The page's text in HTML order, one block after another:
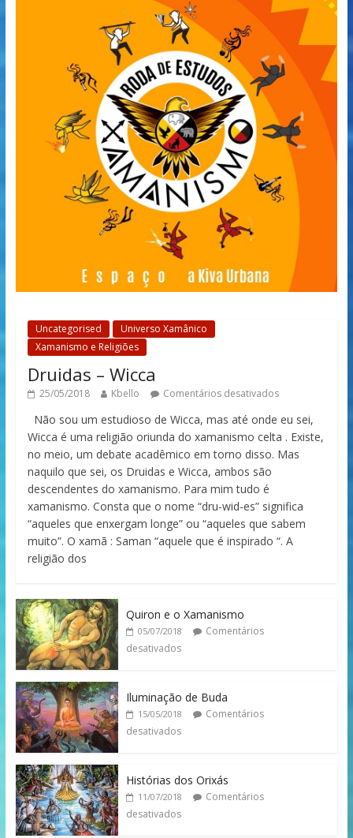
Uncategorised
Universo Xamânico
Xamanismo e Religiões
Druidas – Wicca
25/05/2018 Kbello Comentários desativados
Não sou um estudioso de Wicca, mas até onde eu sei,
Wicca é uma religião oriunda do xamanismo celta . Existe,
no meio, um debate acadêmico em torno disso. Mas
naquilo que sei, os Druidas e Wicca, ambos são
descendentes do xamanismo. Para mim tudo é
xamanismo. Consta que o nome “dru-wid-es” significa
“aqueles que enxergam longe” ou “aqueles que sabem
muito”. O xamã : Saman “aquele que é inspirado “. A
religião dos
Quiron e o Xamanismo
05/07/2018
Comentários
desativados
Iluminação de Buda
15/05/2018
Comentários
desativados
Histórias dos Orixás
11/07/2018
Comentários
desativados